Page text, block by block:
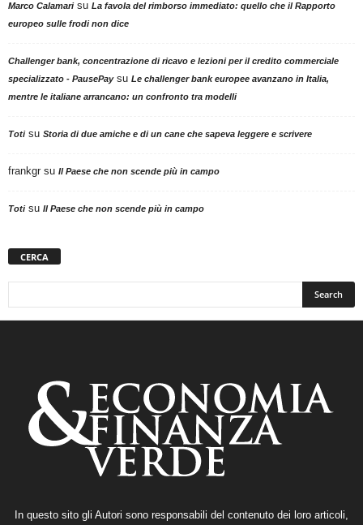
Marco Calamarisu La favola del rimborso immediato: quello che il Rapporto
europeo sulle frodi non dice
Challenger bank, concentrazione di ricavo e lezioni per il credito commerciale
specializzato - PausePaysu Le challenger bank europee avanzano in Italia,
mentre le italiane arrancano: un confronto tra modelli
Totisu Storia di due amiche e di un cane che sapeva leggere e scrivere
frankgr su Il Paese che non scende più in campo
Totisu Il Paese che non scende più in campo
CERCA
In questo sito gli Autori sono responsabili del contenuto dei loro articoli,